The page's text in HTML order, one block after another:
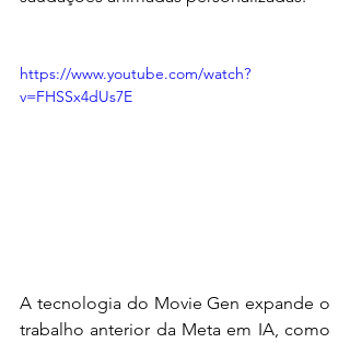
https://www.youtube.com/watch?
v=FHSSx4dUs7E
A tecnologia do Movie Gen expande o
trabalho anterior da Meta em IA, como